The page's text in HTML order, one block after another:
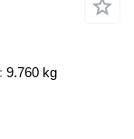
9.760 kg